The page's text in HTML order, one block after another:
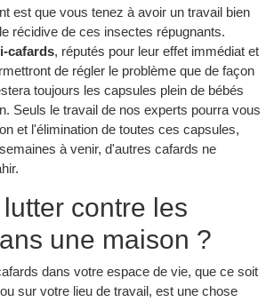
est que vous tenez à avoir un travail bien
récidive de ces insectes répugnants.
cafards, réputés pour leur effet immédiat et
de régler le problème que de façon
toujours les capsules plein de bébés
Seuls le travail de nos experts pourra vous
et l'élimination de toutes ces capsules,
à venir, d'autres cafards ne
contre les
une maison ?
dans votre espace de vie, que ce soit
sur votre lieu de travail, est une chose